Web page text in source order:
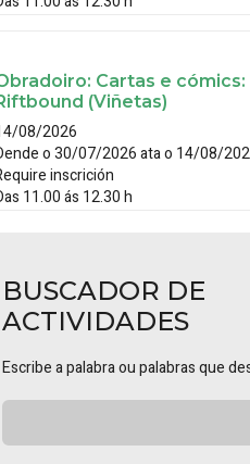
Cartas e cómics:
(Viñetas)
08/2026
o 30/07/2026 ata o 14/08/
inscrición
11.00 ás 12.30 h
BUSCADOR DE
ACTIVIDADES
Escribe a palabra ou palabras que